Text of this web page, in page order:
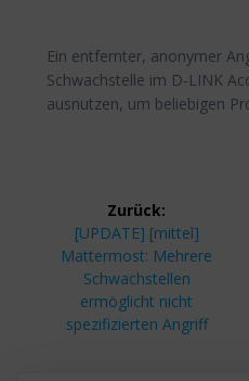
Ein entfernter, anonymer
Schwachstelle im D-LINK
ausnutzen, um beliebigen
Zurück:
Vorheriger
Beitrag:
[UPDATE] [mittel]
Mattermost: Mehrere
Schwachstellen
ermöglicht nicht
spezifizierten Angriff